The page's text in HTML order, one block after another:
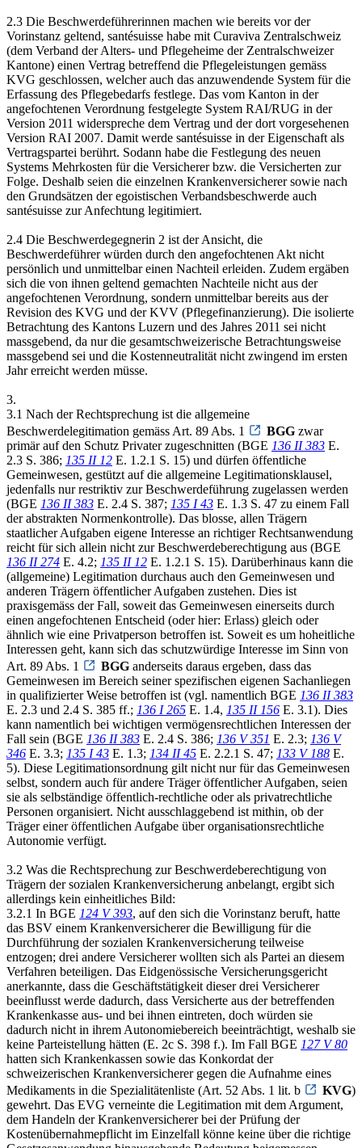
2.3 Die Beschwerdeführerinnen machen wie bereits vor der
Vorinstanz geltend, santésuisse habe mit Curaviva Zentralschweiz
(dem Verband der Alters- und Pflegeheime der Zentralschweizer
Kantone) einen Vertrag betreffend die Pflegeleistungen gemäss
KVG geschlossen, welcher auch das anzuwendende System für die
Erfassung des Pflegebedarfs festlege. Das vom Kanton in der
angefochtenen Verordnung festgelegte System RAI/RUG in der
Version 2011 widerspreche dem Vertrag und der dort vorgesehenen
Version RAI 2007. Damit werde santésuisse in der Eigenschaft als
Vertragspartei berührt. Sodann habe die Festlegung des neuen
Systems Mehrkosten für die Versicherer bzw. die Versicherten zur
Folge. Deshalb seien die einzelnen Krankenversicherer sowie nach
den Grundsätzen der egoistischen Verbandsbeschwerde auch
santésuisse zur Anfechtung legitimiert.
2.4 Die Beschwerdegegnerin 2 ist der Ansicht, die
Beschwerdeführer würden durch den angefochtenen Akt nicht
persönlich und unmittelbar einen Nachteil erleiden. Zudem ergäben
sich die von ihnen geltend gemachten Nachteile nicht aus der
angefochtenen Verordnung, sondern unmittelbar bereits aus der
Revision des KVG und der KVV (Pflegefinanzierung). Die isolierte
Betrachtung des Kantons Luzern und des Jahres 2011 sei nicht
massgebend, da nur die gesamtschweizerische Betrachtungsweise
massgebend sei und die Kostenneutralität nicht zwingend im ersten
Jahr erreicht werden müsse.
3.
3.1 Nach der Rechtsprechung ist die allgemeine
Beschwerdelegitimation gemäss Art. 89 Abs. 1
BGG zwar
primär auf den Schutz Privater zugeschnitten (BGE 136 II 383 E.
2.3 S. 386; 135 II 12 E. 1.2.1 S. 15) und dürfen öffentliche
Gemeinwesen, gestützt auf die allgemeine Legitimationsklausel,
jedenfalls nur restriktiv zur Beschwerdeführung zugelassen werden
(BGE 136 II 383 E. 2.4 S. 387; 135 I 43 E. 1.3 S. 47 zu einem Fall
der abstrakten Normenkontrolle). Das blosse, allen Trägern
staatlicher Aufgaben eigene Interesse an richtiger Rechtsanwendung
reicht für sich allein nicht zur Beschwerdeberechtigung aus (BGE
136 II 274 E. 4.2; 135 II 12 E. 1.2.1 S. 15). Darüberhinaus kann die
(allgemeine) Legitimation durchaus auch den Gemeinwesen und
anderen Trägern öffentlicher Aufgaben zustehen. Dies ist
praxisgemäss der Fall, soweit das Gemeinwesen einerseits durch
einen angefochtenen Entscheid (oder hier: Erlass) gleich oder
ähnlich wie eine Privatperson betroffen ist. Soweit es um hoheitliche
Interessen geht, kann sich das schutzwürdige Interesse im Sinn von
Art. 89 Abs. 1
BGG anderseits daraus ergeben, dass das
Gemeinwesen im Bereich seiner spezifischen eigenen Sachanliegen
in qualifizierter Weise betroffen ist (vgl. namentlich BGE 136 II 383
E. 2.3 und 2.4 S. 385 ff.; 136 I 265 E. 1.4, 135 II 156 E. 3.1). Dies
kann namentlich bei wichtigen vermögensrechtlichen Interessen der
Fall sein (BGE 136 II 383 E. 2.4 S. 386; 136 V 351 E. 2.3; 136 V
346 E. 3.3; 135 I 43 E. 1.3; 134 II 45 E. 2.2.1 S. 47; 133 V 188 E.
5). Diese Legitimationsordnung gilt nicht nur für das Gemeinwesen
selbst, sondern auch für andere Träger öffentlicher Aufgaben, seien
sie als selbständige öffentlich-rechtliche oder als privatrechtliche
Personen organisiert. Nicht ausschlaggebend ist mithin, ob der
Träger einer öffentlichen Aufgabe über organisationsrechtliche
Autonomie verfügt.
3.2 Was die Rechtsprechung zur Beschwerdeberechtigung von
Trägern der sozialen Krankenversicherung anbelangt, ergibt sich
allerdings kein einheitliches Bild:
3.2.1 In BGE 124 V 393, auf den sich die Vorinstanz beruft, hatte
das BSV einem Krankenversicherer die Bewilligung für die
Durchführung der sozialen Krankenversicherung teilweise
entzogen; drei andere Versicherer wollten sich als Partei an diesem
Verfahren beteiligen. Das Eidgenössische Versicherungsgericht
anerkannte, dass die Geschäftstätigkeit dieser drei Versicherer
beeinflusst werde dadurch, dass Versicherte aus der betreffenden
Krankenkasse aus- und bei ihnen eintreten, doch würden sie
dadurch nicht in ihrem Autonomiebereich beeinträchtigt, weshalb sie
keine Parteistellung hätten (E. 2c S. 398 f.). Im Fall BGE 127 V 80
hatten sich Krankenkassen sowie das Konkordat der
schweizerischen Krankenversicherer gegen die Aufnahme eines
Medikaments in die Spezialitätenliste (Art. 52 Abs. 1 lit. b
KVG)
gewehrt. Das EVG verneinte die Legitimation mit dem Argument,
dem Handeln der Krankenversicherer bei der Prüfung der
Kostenübernahmepflicht im Einzelfall könne keine über die richtige